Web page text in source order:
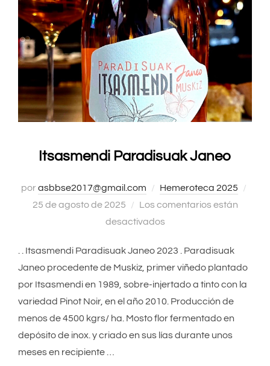
Itsasmendi Paradisuak Janeo
porasbbse2017@gmail.com Hemeroteca 2025
25 de agosto de 2025
Los comentarios están
desactivados
. . Itsasmendi Paradisuak Janeo 2023 . Paradisuak
Janeo procedente de Muskiz, primer viñedo plantado
por Itsasmendi en 1989, sobre-injertado a tinto con la
variedad Pinot Noir, en el año 2010. Producción de
menos de 4500 kgrs/ ha. Mosto flor fermentado en
depósito de inox. y criado en sus lías durante unos
meses en recipiente …